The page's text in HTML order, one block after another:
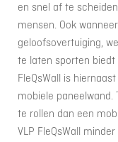
en snel af te
mensen. Ook
geloofsovertuiging,
te laten sporten biedt
FleQsWall is
mobiele paneelwand.
te rollen dan een
VLP FleQsWall